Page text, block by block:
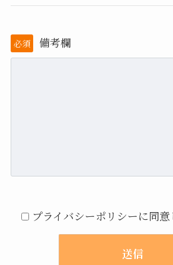
必須 備考欄
プライバシーポリシーに同